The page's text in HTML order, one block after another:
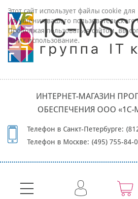
ИНТЕРНЕТ-МАГАЗИН
ОБЕСПЕЧЕНИЯ ООО «1С-
Телефон в Санкт-Петербурге:
Телефон в Москве: (495) 755-84-
Этот сайт использует файлы cookie для
улучшения вашего пользовательского
Продолжая пользоваться сайтом, вы
на их использование.